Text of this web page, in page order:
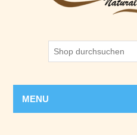
MENU